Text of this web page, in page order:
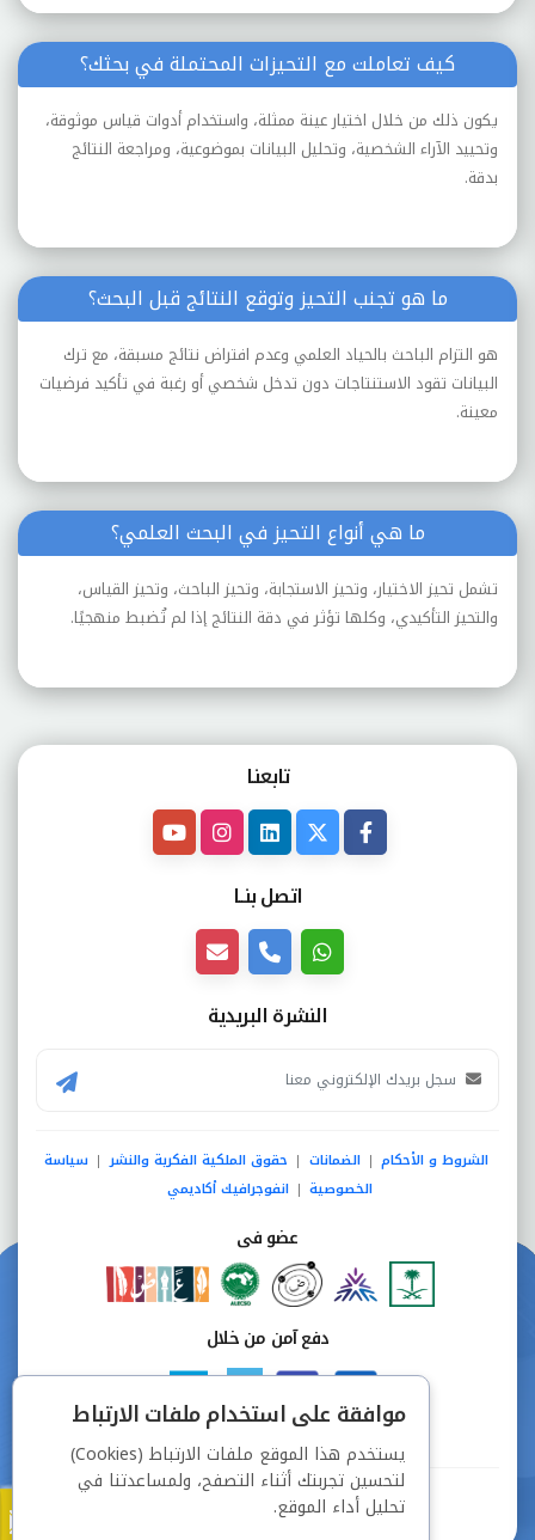
كيف تعاملت مع التحيزات المحتملة في بحثك؟
يكون ذلك من خلال اختيار عينة ممثلة، واستخدام أدوات قياس موثوقة،
وتحييد الآراء الشخصية، وتحليل البيانات بموضوعية، ومراجعة النتائج
بدقة.
ما هو تجنب التحيز وتوقع النتائج قبل البحث؟
هو التزام الباحث بالحياد العلمي وعدم افتراض نتائج مسبقة، مع ترك
البيانات تقود الاستنتاجات دون تدخل شخصي أو رغبة في تأكيد فرضيات
معينة.
ما هي أنواع التحيز في البحث العلمي؟
تشمل تحيز الاختيار، وتحيز الاستجابة، وتحيز الباحث، وتحيز القياس،
والتحيز التأكيدي، وكلها تؤثر في دقة النتائج إذا لم تُضبط منهجيًا.
تابعنـا
اتصل بنــا
النشرة البريدية
الشروط و الأحكام | الضمانات | حقوق الملكية الفكرية والنشر | سياسة
الخصوصية | انفوجرافيك أكاديمي
عضو فى
دفع آمن من خلال
جميع الحقوق محفوظة © شركة دراسة
موافقة على استخدام ملفات الارتباط
يستخدم هذا الموقع ملفات الارتباط (Cookies)
لتحسين تجربتك أثناء التصفح، ولمساعدتنا في
تحليل أداء الموقع.